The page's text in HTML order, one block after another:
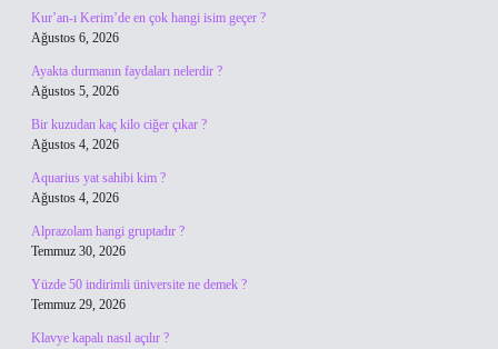
Kur’an-ı Kerim’de en çok hangi isim geçer ?
Ağustos 6, 2026
Ayakta durmanın faydaları nelerdir ?
Ağustos 5, 2026
Bir kuzudan kaç kilo ciğer çıkar ?
Ağustos 4, 2026
Aquarius yat sahibi kim ?
Ağustos 4, 2026
Alprazolam hangi gruptadır ?
Temmuz 30, 2026
Yüzde 50 indirimli üniversite ne demek ?
Temmuz 29, 2026
Klavye kapalı nasıl açılır ?